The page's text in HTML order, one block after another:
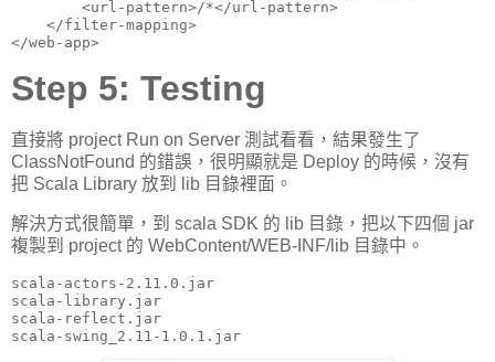
        <url-pattern>/*</url-pattern>
    </filter-mapping>
</web-app>
Step 5: Testing
直接將 project Run on Server 測試看看，結果發生了
ClassNotFound 的錯誤，很明顯就是 Deploy 的時候，沒有
把 Scala Library 放到 lib 目錄裡面。
解決方式很簡單，到 scala SDK 的 lib 目錄，把以下四個 jar
複製到 project 的 WebContent/WEB-INF/lib 目錄中。
scala-actors-2.11.0.jar
scala-library.jar
scala-reflect.jar
scala-swing_2.11-1.0.1.jar